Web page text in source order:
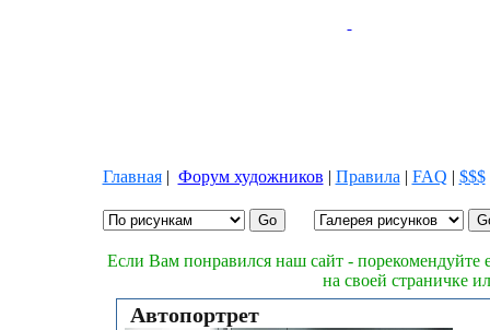
Главная| Форум художников | Правила | FAQ | $$$
Если Вам понравился наш сайт - порекомендуйте
на своей страничке
Автопортрет